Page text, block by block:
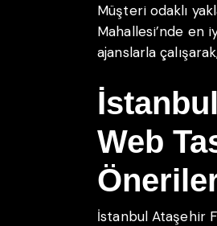
Müşteri odaklı
Mahallesi’nde en
ajanslarla
Web
İstanbul Ataşehir